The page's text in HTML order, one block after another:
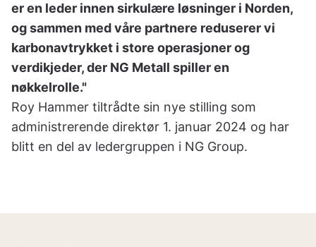
er en leder innen sirkulære løsninger i Norden,
og sammen med våre partnere reduserer vi
karbonavtrykket i store operasjoner og
verdikjeder, der NG Metall spiller en
nøkkelrolle."
Roy Hammer tiltrådte sin nye stilling som
administrerende direktør 1. januar 2024 og har
blitt en del av ledergruppen i NG Group.